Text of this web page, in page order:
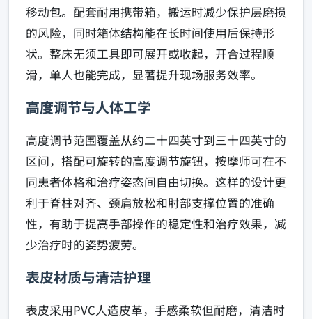
移动包。配套耐用携带箱，搬运时减少保护层磨损
的风险，同时箱体结构能在长时间使用后保持形
状。整床无须工具即可展开或收起，开合过程顺
滑，单人也能完成，显著提升现场服务效率。
高度调节与人体工学
高度调节范围覆盖从约二十四英寸到三十四英寸的
区间，搭配可旋转的高度调节旋钮，按摩师可在不
同患者体格和治疗姿态间自由切换。这样的设计更
利于脊柱对齐、颈肩放松和肘部支撑位置的准确
性，有助于提高手部操作的稳定性和治疗效果，减
少治疗时的姿势疲劳。
表皮材质与清洁护理
表皮采用PVC人造皮革，手感柔软但耐磨，清洁时